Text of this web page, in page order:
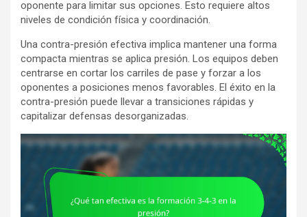
oponente para limitar sus opciones. Esto requiere altos
niveles de condición física y coordinación.
Una contra-presión efectiva implica mantener una forma
compacta mientras se aplica presión. Los equipos deben
centrarse en cortar los carriles de pase y forzar a los
oponentes a posiciones menos favorables. El éxito en la
contra-presión puede llevar a transiciones rápidas y
capitalizar defensas desorganizadas.